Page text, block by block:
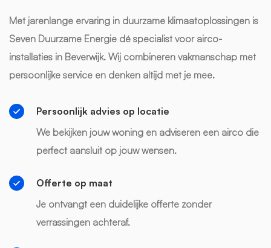
Met jarenlange ervaring in duurzame klimaatoplossingen is
Seven Duurzame Energie dé specialist voor airco-
installaties in Beverwijk. Wij combineren vakmanschap met
persoonlijke service en denken altijd met je mee.
Persoonlijk advies op locatie
We bekijken jouw woning en adviseren een airco die
perfect aansluit op jouw wensen.
Offerte op maat
Je ontvangt een duidelijke offerte zonder
verrassingen achteraf.